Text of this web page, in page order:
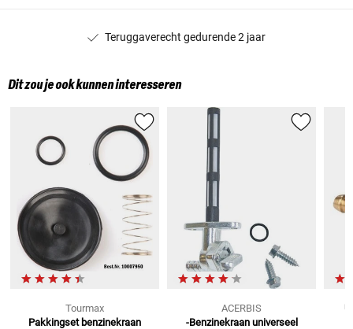
Teruggaverecht gedurende 2 jaar
Dit zou je ook kunnen interesseren
Tourmax
Pakkingset benzinekraan
ACERBIS
-Benzinekraan universeel